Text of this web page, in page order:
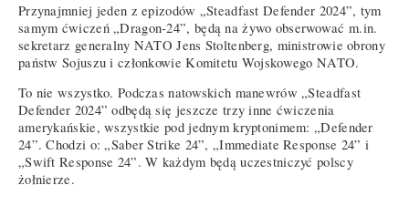
Przynajmniej jeden z epizodów „Steadfast Defender 2024”, tym
samym ćwiczeń „Dragon-24”, będą na żywo obserwować m.in.
sekretarz generalny NATO Jens Stoltenberg, ministrowie obrony
państw Sojuszu i członkowie Komitetu Wojskowego NATO.
To nie wszystko. Podczas natowskich manewrów „Steadfast
Defender 2024” odbędą się jeszcze trzy inne ćwiczenia
amerykańskie, wszystkie pod jednym kryptonimem: „Defender
24”. Chodzi o: „Saber Strike 24”, „Immediate Response 24” i
„Swift Response 24”. W każdym będą uczestniczyć polscy
żołnierze.